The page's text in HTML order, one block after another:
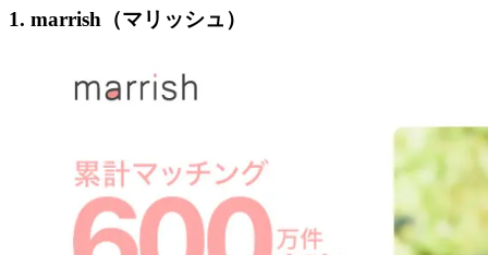
1. marrish（マリッシュ）